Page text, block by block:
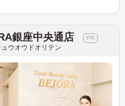
銀座中央通店
ウオウドオリテン